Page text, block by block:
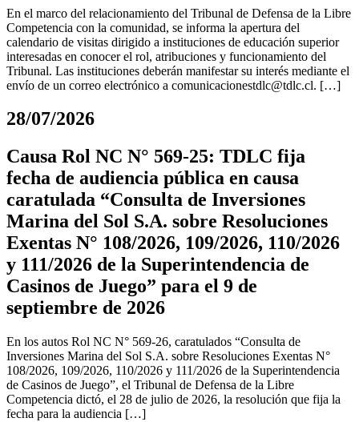
En el marco del relacionamiento del Tribunal de Defensa de la Libre
Competencia con la comunidad, se informa la apertura del
calendario de visitas dirigido a instituciones de educación superior
interesadas en conocer el rol, atribuciones y funcionamiento del
Tribunal. Las instituciones deberán manifestar su interés mediante el
envío de un correo electrónico a comunicacionestdlc@tdlc.cl. […]
28/07/2026
Causa Rol NC N° 569-25: TDLC fija
fecha de audiencia pública en causa
caratulada “Consulta de Inversiones
Marina del Sol S.A. sobre Resoluciones
Exentas N° 108/2026, 109/2026, 110/2026
y 111/2026 de la Superintendencia de
Casinos de Juego” para el 9 de
septiembre de 2026
En los autos Rol NC N° 569-26, caratulados “Consulta de
Inversiones Marina del Sol S.A. sobre Resoluciones Exentas N°
108/2026, 109/2026, 110/2026 y 111/2026 de la Superintendencia
de Casinos de Juego”, el Tribunal de Defensa de la Libre
Competencia dictó, el 28 de julio de 2026, la resolución que fija la
fecha para la audiencia […]